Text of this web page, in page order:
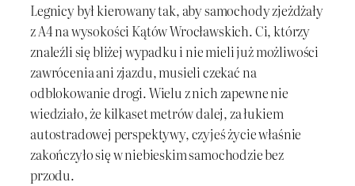
Legnicy był kierowany tak, aby samochody zjeżdżały
z A4 na wysokości Kątów Wrocławskich. Ci, którzy
znaleźli się bliżej wypadku i nie mieli już możliwości
zawrócenia ani zjazdu, musieli czekać na
odblokowanie drogi. Wielu z nich zapewne nie
wiedziało, że kilkaset metrów dalej, za łukiem
autostradowej perspektywy, czyjeś życie właśnie
zakończyło się w niebieskim samochodzie bez
przodu.